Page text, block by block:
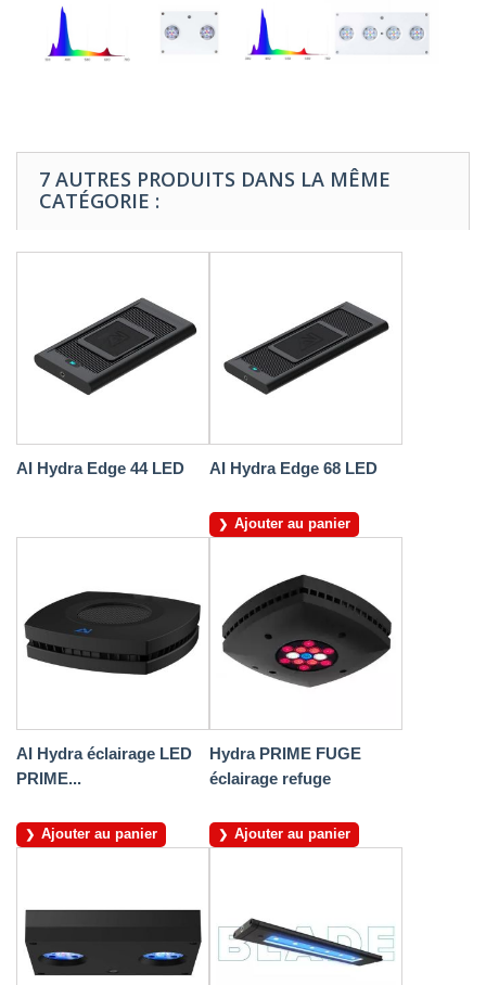
7 AUTRES PRODUITS DANS LA MÊME
CATÉGORIE :
AI Hydra Edge 44 LED AI Hydra Edge 68 LED
Ajouter au panier
AI Hydra éclairage LED
PRIME...
Ajouter au panier
Hydra PRIME FUGE
éclairage refuge
Ajouter au panier